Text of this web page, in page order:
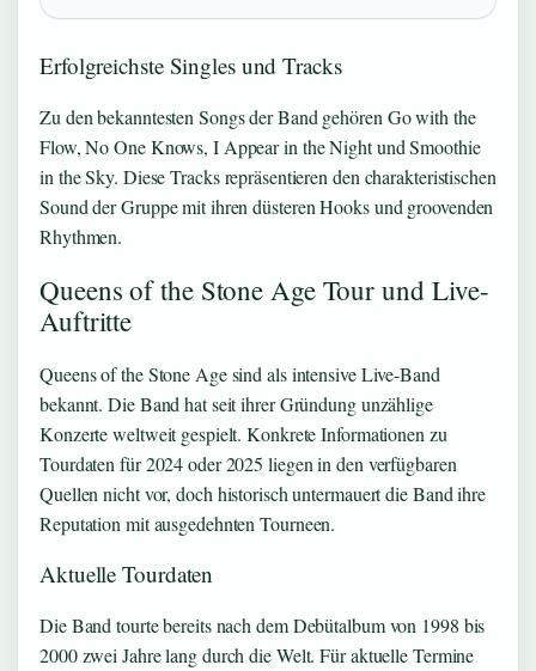
Erfolgreichste Singles und Tracks
Zu den bekanntesten Songs der Band gehören Go with the
Flow, No One Knows, I Appear in the Night und Smoothie
in the Sky. Diese Tracks repräsentieren den charakteristischen
Sound der Gruppe mit ihren düsteren Hooks und groovenden
Rhythmen.
Queens of the Stone Age Tour und Live-
Auftritte
Queens of the Stone Age sind als intensive Live-Band
bekannt. Die Band hat seit ihrer Gründung unzählige
Konzerte weltweit gespielt. Konkrete Informationen zu
Tourdaten für 2024 oder 2025 liegen in den verfügbaren
Quellen nicht vor, doch historisch untermauert die Band ihre
Reputation mit ausgedehnten Tourneen.
Aktuelle Tourdaten
Die Band tourte bereits nach dem Debütalbum von 1998 bis
2000 zwei Jahre lang durch die Welt. Für aktuelle Termine